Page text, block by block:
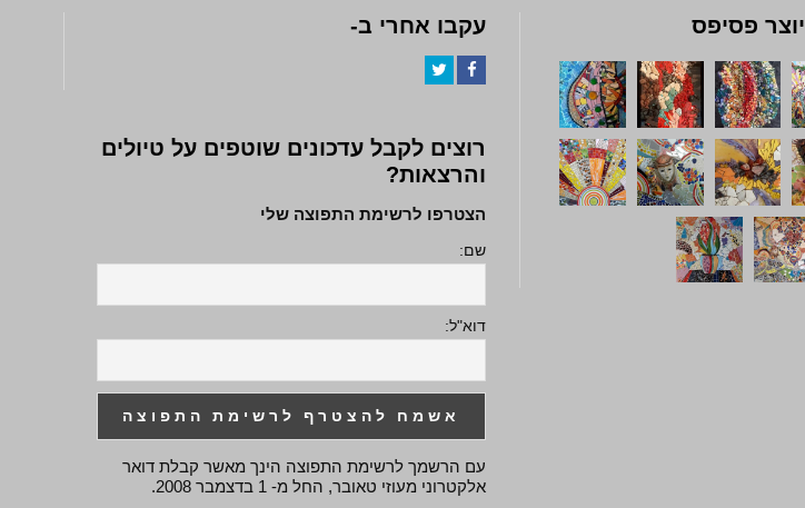
יוצר פסיפס עקבו אחרי ב-
רוצים לקבל עדכונים שוטפים על טיולים
והרצאות?
הצטרפו לרשימת התפוצה שלי
שם:
דוא"ל:
עם הרשמך לרשימת התפוצה הינך מאשר קבלת דואר
אלקטרוני מעוזי טאובר, החל מ- 1 בדצמבר 2008.